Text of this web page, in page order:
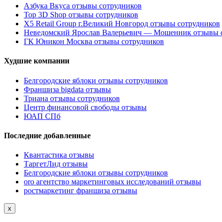
Азбука Вкуса отзывы сотрудников
Top 3D Shop отзывы сотрудников
X5 Retail Group г.Великий Новгород отзывы сотрудников
Неведомский Ярослав Валерьевич — Мошенник отзывы
ГК Юникон Москва отзывы сотрудников
Худшие компании
Белгородские яблоки отзывы сотрудников
Франшиза bigdata отзывы
Триана отзывы сотрудников
Центр финансовой свободы отзывы
ЮАП СПб
Последние добавленные
Квантастика отзывы
ТаргетЛид отзывы
Белгородские яблоки отзывы сотрудников
oro агентство маркетинговых исследований отзывы
ростмаркетинг франшиза отзывы
x